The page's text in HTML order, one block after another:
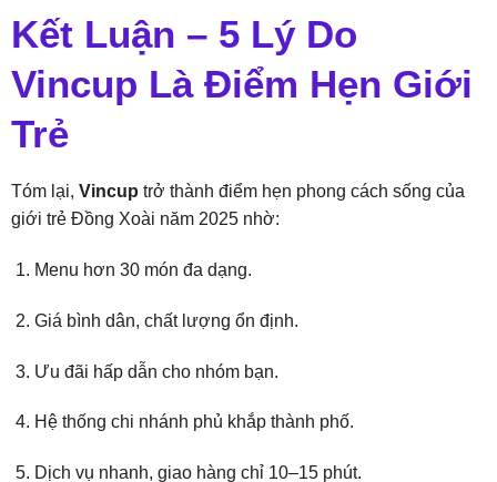
Kết Luận – 5 Lý Do
Vincup Là Điểm Hẹn Giới
Trẻ
Tóm lại, Vincup trở thành điểm hẹn phong cách sống của
giới trẻ Đồng Xoài năm 2025 nhờ:
Menu hơn 30 món đa dạng.
Giá bình dân, chất lượng ổn định.
Ưu đãi hấp dẫn cho nhóm bạn.
Hệ thống chi nhánh phủ khắp thành phố.
Dịch vụ nhanh, giao hàng chỉ 10–15 phút.